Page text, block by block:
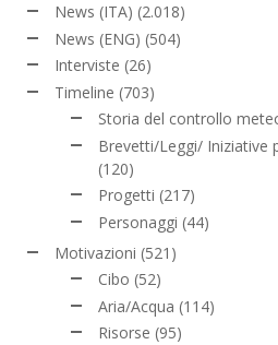
News (ITA) (2.018)
News (ENG) (504)
Interviste (26)
Timeline (703)
Storia del controllo
Brevetti/Leggi/ Iniziative
(120)
Progetti (217)
Personaggi (44)
Motivazioni (521)
Cibo (52)
Aria/Acqua (114)
Risorse (95)